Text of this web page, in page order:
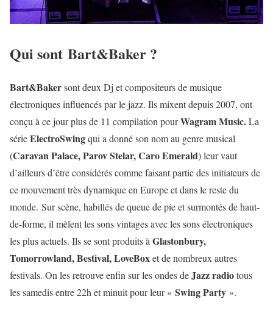
Qui sont Bart&Baker ?
Bart&Bakersont deux Dj et compositeurs de musique
électroniques influencés par le jazz. Ils mixent depuis 2007, ont
conçu à ce jour plus de 11 compilation pourWagram Music.La
sérieElectroSwingqui a donné son nom au genre musical
(Caravan Palace, Parov Stelar, Caro Emerald) leur vaut
d’ailleurs d’être considérés comme faisant partie des initiateurs de
ce mouvement très dynamique en Europe et dans le reste du
monde. Sur scène, habillés de queue de pie et surmontés de haut-
de-forme, il mèlent les sons vintages avec les sons électroniques
les plus actuels. Ils se sont produits à Glastonbury,
Tomorrowland, Bestival, LoveBoxet de nombreux autres
festivals. On les retrouve enfin sur les ondes deJazz radiotous
les samedis entre 22h et minuit pour leur « Swing Party ».